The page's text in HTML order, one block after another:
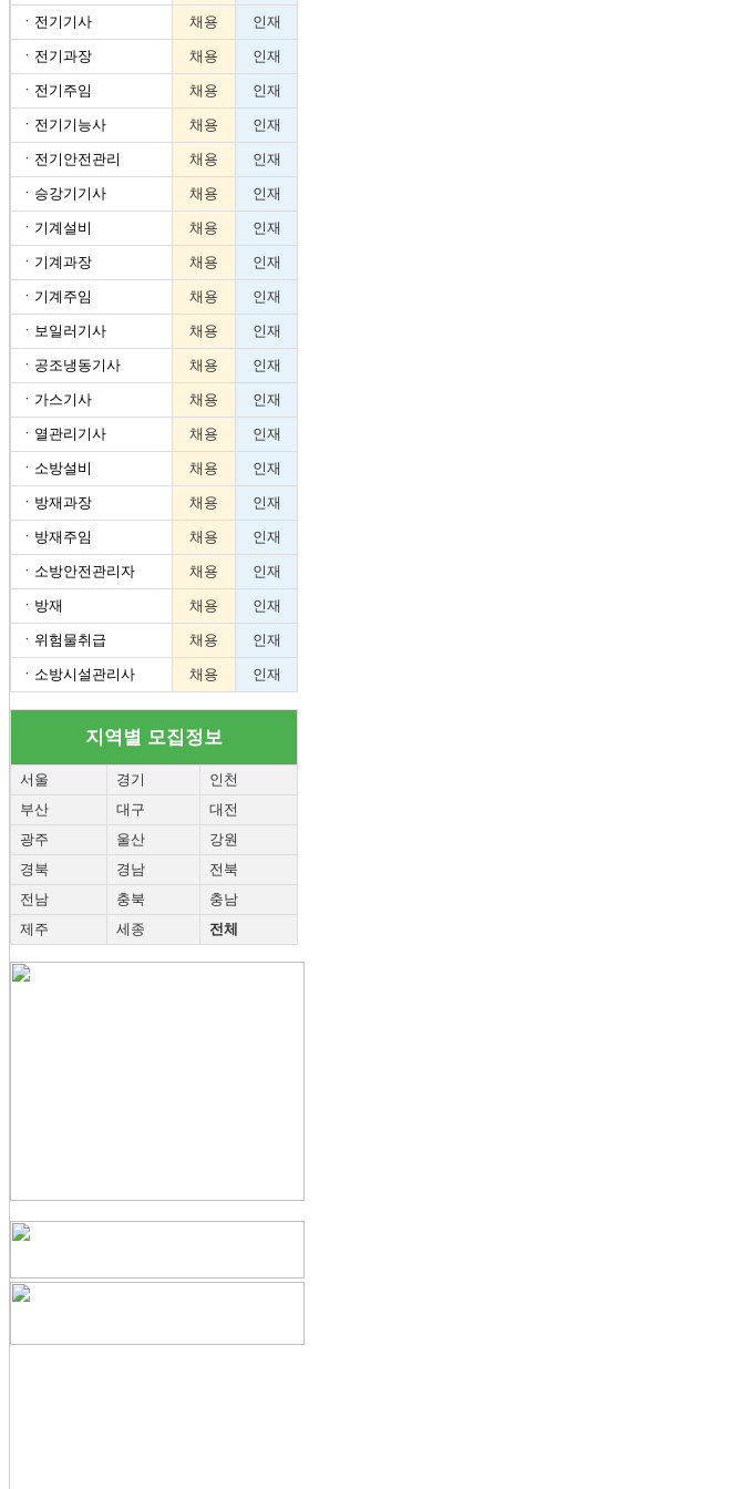
ㆍ 전기기사 채용 인재
ㆍ 전기과장 채용 인재
ㆍ 전기주임 채용 인재
ㆍ 전기기능사 채용 인재
ㆍ 전기안전관리 채용 인재
ㆍ 승강기기사 채용 인재
ㆍ 기계설비 채용 인재
ㆍ 기계과장 채용 인재
ㆍ 기계주임 채용 인재
ㆍ 보일러기사 채용 인재
ㆍ 공조냉동기사 채용 인재
ㆍ 가스기사 채용 인재
ㆍ 열관리기사 채용 인재
ㆍ 소방설비 채용 인재
ㆍ 방재과장 채용 인재
ㆍ 방재주임 채용 인재
ㆍ 소방안전관리자 채용 인재
ㆍ 방재 채용 인재
ㆍ 위험물취급 채용 인재
ㆍ 소방시설관리사 채용 인재
지역별 모집정보
서울 경기
인천
부산
대구
대전
광주
울산
강원
경북
경남
전북
전남
충북
충남
제주
세종 전체